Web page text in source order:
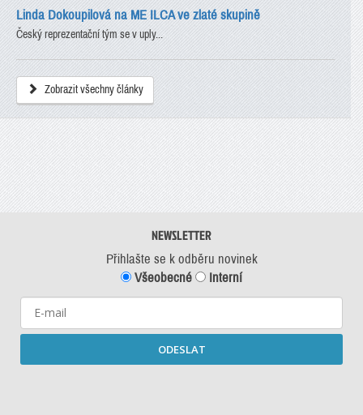
Linda Dokoupilová na ME ILCA ve zlaté skupině
Český reprezentační tým se v uply...
Zobrazit všechny články
NEWSLETTER
Přihlašte se k odběru novinek
Všeobecné
Interní
ODESLAT